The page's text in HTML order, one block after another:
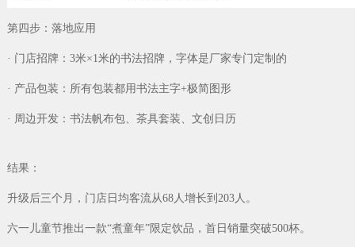
第四步：落地应用
· 门店招牌：3米×1米的书法招牌，字体是厂家专门定制的
· 产品包装：所有包装都用书法主字+极简图形
· 周边开发：书法帆布包、茶具套装、文创日历
结果：
升级后三个月，门店日均客流从68人增长到203人。
六一儿童节推出一款“煮童年”限定饮品，首日销量突破500杯。